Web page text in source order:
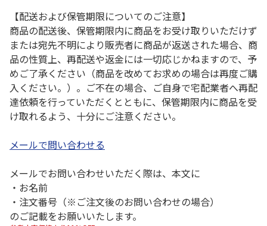
【配送および保管期限についてのご注意】
商品の配送後、保管期限内に商品をお受け取りいただけず
または宛先不明により販売者に商品が返送された場合、商
品の性質上、再配送や返金には一切応じかねますので、予
めご了承ください（商品を改めてお求めの場合は再度ご購
入ください。）。ご不在の場合、ご自身で宅配業者へ再配
達依頼を行っていただくとともに、保管期限内に商品を受
け取れるよう、十分にご注意ください。
メールで問い合わせる
メールでお問い合わせいただく際は、本文に
・お名前
・注文番号（※ご注文後のお問い合わせの場合）
のご記載をお願いいたします。